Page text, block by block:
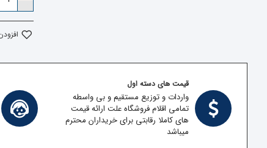
قیمت های دسته اول
واردات و توزیع مستقیم و بی واسطه
تمامی اقلام فروشگاه علت ارائه قیمت
های کاملا رقابتی برای خریداران محترم
میباشد